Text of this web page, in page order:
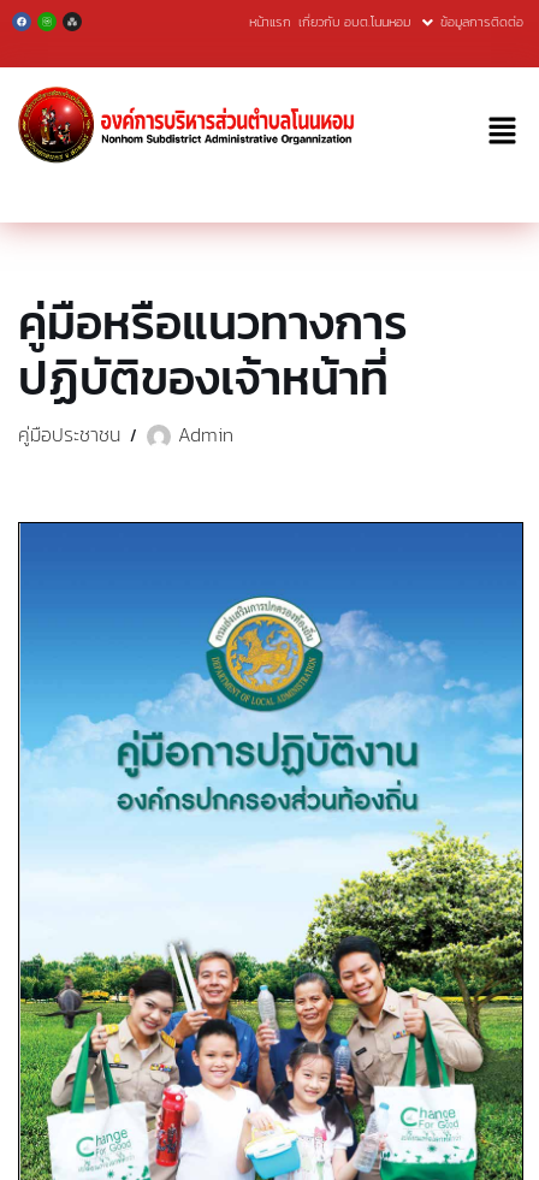
Skip
to
content
หน้าแรก เกี่ยวกับ อบต.โนนหอม ข้อมูลการติดต่อ
คู่มือหรือแนวทางการ
ปฏิบัติของเจ้าหน้าที่
คู่มือประชาชน Admin